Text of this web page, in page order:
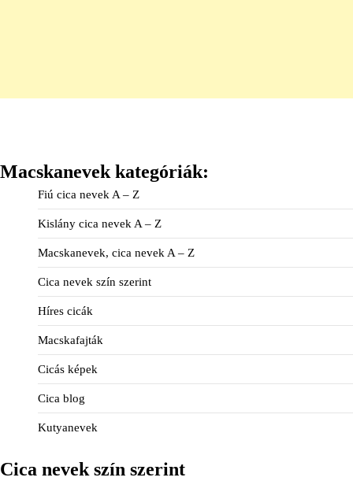
Macskanevek kategóriák:
Fiú cica nevek A – Z
Kislány cica nevek A – Z
Macskanevek, cica nevek A – Z
Cica nevek szín szerint
Híres cicák
Macskafajták
Cicás képek
Cica blog
Kutyanevek
Cica nevek szín szerint